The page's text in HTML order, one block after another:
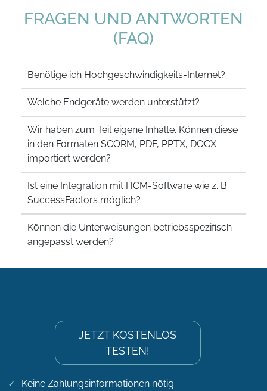
FRAGEN UND ANTWORTEN
(FAQ)
Benötige ich Hochgeschwindigkeits-Internet?
Welche Endgeräte werden unterstützt?
Wir haben zum Teil eigene Inhalte. Können diese
in den Formaten SCORM, PDF, PPTX, DOCX
importiert werden?
Ist eine Integration mit HCM-Software wie z. B.
SuccessFactors möglich?
Können die Unterweisungen betriebsspezifisch
angepasst werden?
JETZT KOSTENLOS
TESTEN!
Keine Zahlungsinformationen nötig